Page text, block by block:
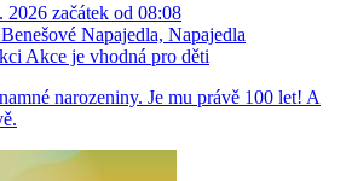
2026 začátek od 08:08
Napajedla, Napajedla
Akce je vhodná pro děti
narozeniny. Je mu právě 100 let! A